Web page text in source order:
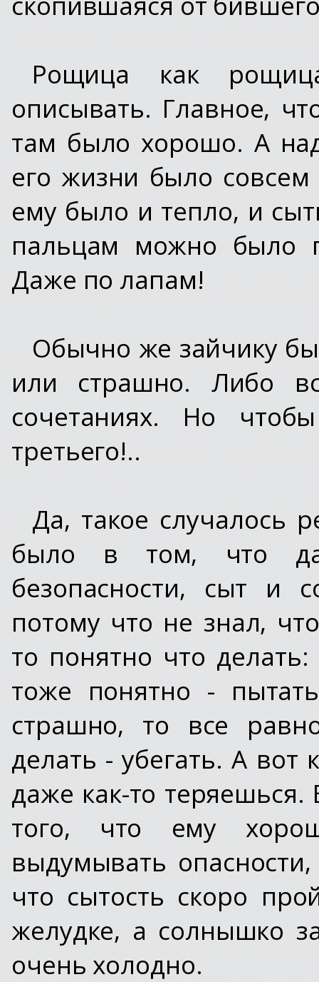
Рощица как
описывать. Главное,
там было хорошо. А
его жизни было
ему было и тепло, и
пальцам можно было
Даже по лапам!
Обычно же зайчику
или страшно. Либо
сочетаниях. Но
третьего!..
Да, такое случалось
было в том, что
безопасности, сыт и
потому что не знал,
то понятно что
тоже понятно -
страшно, то все
делать - убегать. А вот
даже как-то теряешься.
того, что ему
выдумывать
что сытость скоро
желудке, а солнышко
очень холодно.